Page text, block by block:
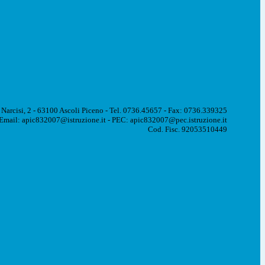
2 - 63100 Ascoli Piceno - Tel. 0736.45657 - Fax: 0736.339325
apic832007@istruzione.it - PEC: apic832007@pec.istruzione.it
Cod. Fisc. 92053510449